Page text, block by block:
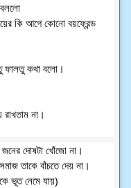
কি আগে কোনো বয়ফ্রেন্ড
ফালতু কথা বলো।
না।
দোষটা খোঁজো না।
তাকে বাঁচতে দেয় না।
ভূত নেমে যায়)